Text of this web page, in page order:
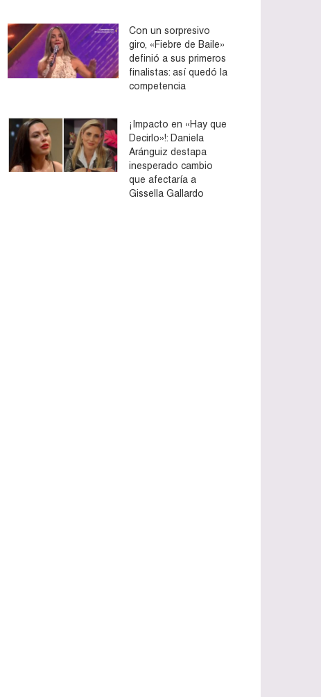
Con un sorpresivo
giro, «Fiebre de Baile»
definió a sus primeros
finalistas: así quedó la
competencia
¡Impacto en «Hay que
Decirlo»!: Daniela
Aránguiz destapa
inesperado cambio
que afectaría a
Gissella Gallardo